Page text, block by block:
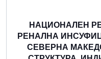
НАЦИОНАЛЕН
РЕНАЛНА
СЕВЕРНА